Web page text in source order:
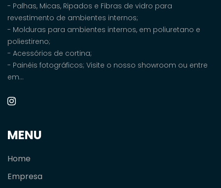
- Palhas, Micas, Ripados e Fibras de vidro para
revestimento de ambientes internos;
- Molduras para ambientes internos, em poliuretano e
poliestireno;
- Acessórios de cortina;
- Painéis fotográficos; Visite o nosso showroom ou entre
em...
MENU
Home
Empresa